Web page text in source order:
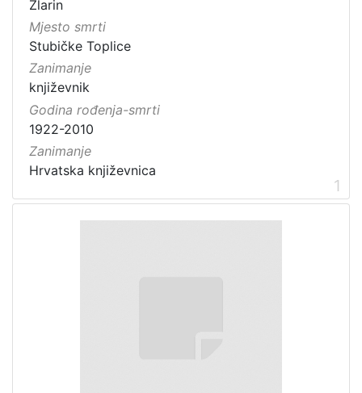
Zlarin
Mjesto smrti
Stubičke Toplice
Zanimanje
književnik
Godina rođenja-smrti
1922-2010
Zanimanje
Hrvatska književnica
1